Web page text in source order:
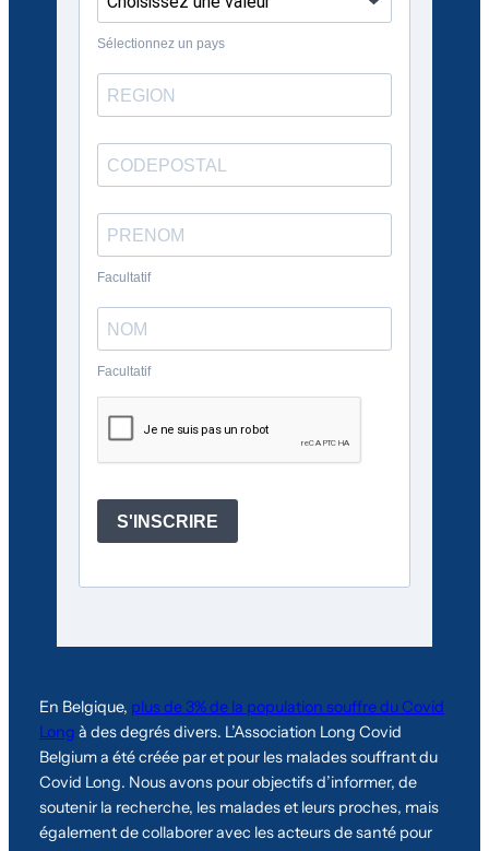
En Belgique, plus de 3% de la population souffre du Covid
Long à des degrés divers. L’Association Long Covid
Belgium a été créée par et pour les malades souffrant du
Covid Long. Nous avons pour objectifs d’informer, de
soutenir la recherche, les malades et leurs proches, mais
également de collaborer avec les acteurs de santé pour